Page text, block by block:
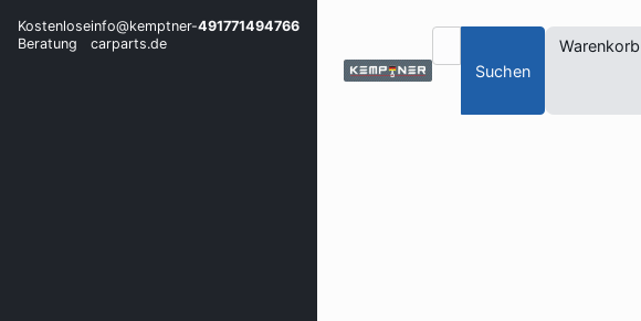
Kostenlose
Beratung
info@kemptner-
carparts.de
491771494766
Suchen
Warenkorb